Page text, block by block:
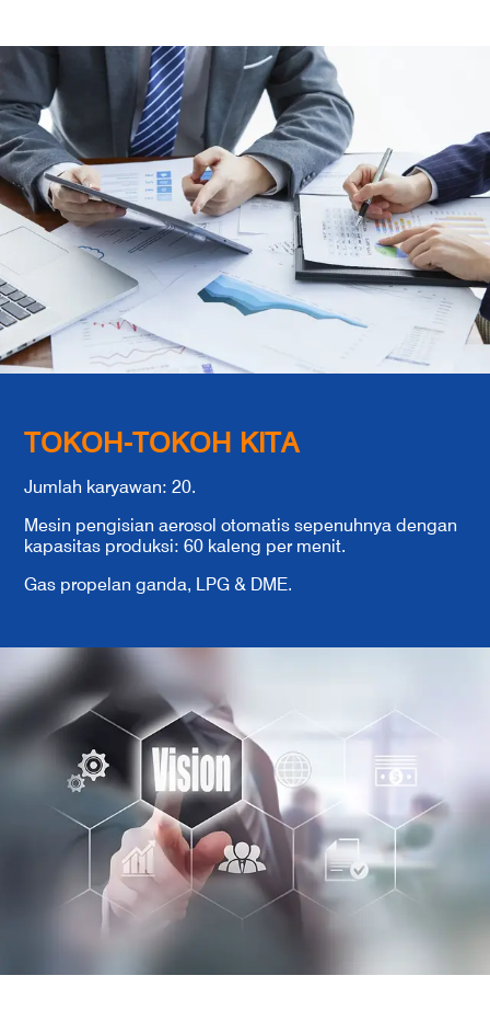
TOKOH-TOKOH KITA
Jumlah karyawan: 20.
Mesin pengisian aerosol otomatis sepenuhnya dengan
kapasitas produksi: 60 kaleng per menit.
Gas propelan ganda, LPG & DME.